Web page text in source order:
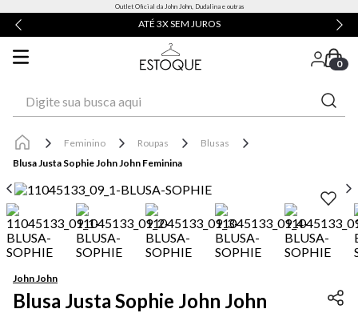
Outlet Oficial da John John, Dudalina e outras
ATÉ 3X SEM JUROS
0
Feminino Roupas
Blusas
Blusa Justa Sophie John John Feminina
John John
Blusa Justa Sophie John John